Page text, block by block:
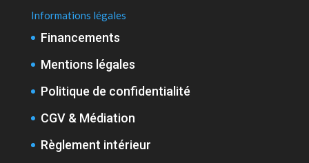
Informations légales
Financements
Mentions légales
Politique de confidentialité
CGV & Médiation
Règlement intérieur